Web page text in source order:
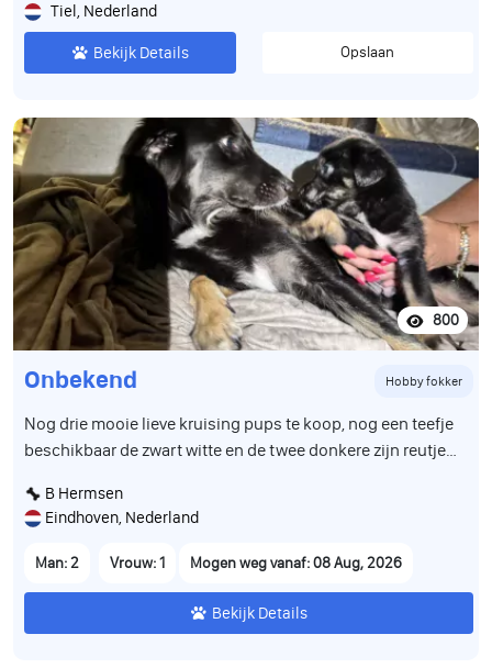
Tiel, Nederland
Bekijk Details Opslaan
800
Onbekend Hobby fokker
Nog drie mooie lieve kruising pups te koop, nog een teefje
beschikbaar de zwart witte en de twee donkere zijn reutjes,
nest verlaten, zijn volledig ontwormd en gevaccineerd en
hebben een paspoort
B Hermsen
Eindhoven, Nederland
Man: 2 Vrouw: 1 Mogen weg vanaf: 08 Aug, 2026
Bekijk Details